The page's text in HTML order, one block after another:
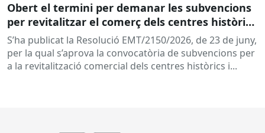
Obert el termini per demanar les subvencions
per revitalitzar el comerç dels centres històrics
i eixos comercials de Catalunya
S’ha publicat la Resolució EMT/2150/2026, de 23 de juny,
per la qual s’aprova la convocatòria de subvencions per
a la revitalització comercial dels centres històrics i...